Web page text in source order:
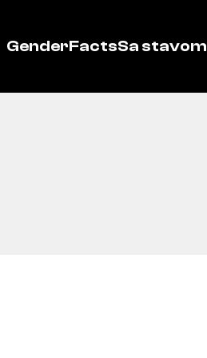
GenderFactsSa stavom